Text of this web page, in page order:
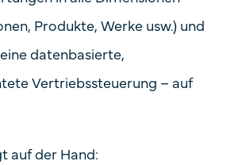
Produkte, Werke usw.) und
datenbasierte,
Vertriebssteuerung – auf
auf der Hand: